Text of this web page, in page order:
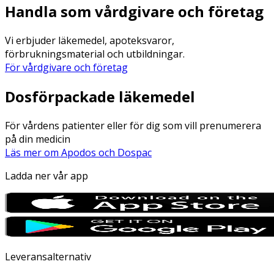
Handla som vårdgivare och företag
Vi erbjuder läkemedel, apoteksvaror,
förbrukningsmaterial och utbildningar.
För vårdgivare och företag
Dosförpackade läkemedel
För vårdens patienter eller för dig som vill prenumerera
på din medicin
Läs mer om Apodos och Dospac
Ladda ner vår app
Leveransalternativ